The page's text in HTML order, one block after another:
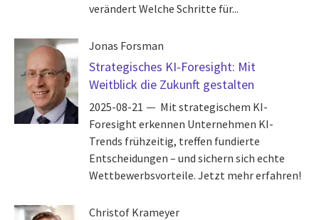
verändert Welche Schritte für...
Jonas Forsman
Strategisches KI-Foresight: Mit
Weitblick die Zukunft gestalten
2025-08-21
Mit strategischem KI-
Foresight erkennen Unternehmen KI-
Trends frühzeitig, treffen fundierte
Entscheidungen – und sichern sich echte
Wettbewerbsvorteile. Jetzt mehr erfahren!
Christof Krameyer